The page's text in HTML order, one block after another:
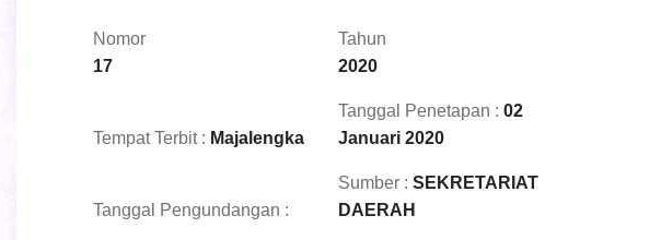
Nomor
17
Tahun
2020
Tempat Terbit : Majalengka
Tanggal Penetapan :02
Januari 2020
Tanggal Pengundangan :
Sumber :SEKRETARIAT
DAERAH